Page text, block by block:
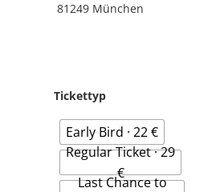
81249 München
Tickettyp
Early Bird · 22 €
Regular Ticket · 29
€
Last Chance to